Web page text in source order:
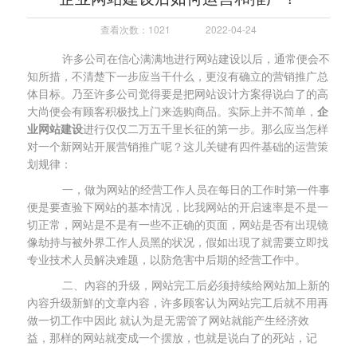
查看次数：1021 2022-04-24
许多公司在信心满满地进行网站建设以后，通常便会不
知所措，不清楚下一步应当干什么，更沒有确立的营销推广总
体目标。乃至许多公司觉得要是把网站设计方案得说白了的高
大尚便会有顾客积极找上门来选购商品。实际上并不简单， 企
业网站建设进行仅仅二万五千里长征的第一步。那么应当怎样
对一个新网站开展营销推广呢？这儿关键有四件基础的运营策
划规律：
一，做为网站的经营工作人员在每日的工作时第一件事
便是要查验下网站的基本情况，比我网站的开启速率是不是一
切正常，网站是不是有一些不正确的页面，网站是否有出現镜
像劫持与被外界工作人员黑的状况，假如出現了就需要立即找
专业技术人员解决难题，以防危害中后期的经营工作中。
二、內容的升级，网站完工后必须持续给网站加上新的
內容升级新鮮的文章内容，许多顾客认为网站完工后就不用再
做一切工作中因此 就认为是无需管了网站就能产生经济效
益，那样的网站就变成一个摆放，也就是说白了的死站，记